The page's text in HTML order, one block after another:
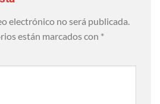
electrónico no será publicada.
están marcados con *